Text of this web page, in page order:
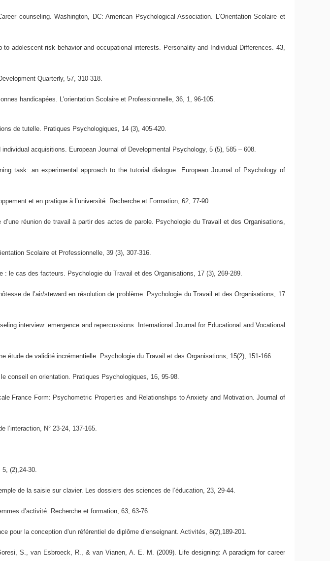
counseling. Washington, DC: American Psychological Association. L’Orientation Scolaire et
adolescent risk behavior and occupational interests. Personality and Individual Differences. 43,
Quarterly, 57, 310-318.
handicapées. L'orientation Scolaire et Professionnelle, 36, 1, 96-105.
de tutelle. Pratiques Psychologiques, 14 (3), 405-420.
acquisitions. European Journal of Developmental Psychology, 5 (5), 585 – 608.
task: an experimental approach to the tutorial dialogue. European Journal of Psychology of
et en pratique à l’université. Recherche et Formation, 62, 77-90.
réunion de travail à partir des actes de parole. Psychologie du Travail et des Organisations,
Scolaire et Professionnelle, 39 (3), 307-316.
le cas des facteurs. Psychologie du Travail et des Organisations, 17 (3), 269-289.
de l’air/steward en résolution de problème. Psychologie du Travail et des Organisations, 17
interview: emergence and repercussions. International Journal for Educational and Vocational
de validité incrémentielle. Psychologie du Travail et des Organisations, 15(2), 151-166.
conseil en orientation. Pratiques Psychologiques, 16, 95-98.
France Form: Psychometric Properties and Relationships to Anxiety and Motivation. Journal of
N° 23-24, 137-165.
(2),24-30.
de la saisie sur clavier. Les dossiers des sciences de l’éducation, 23, 29-44.
d’activité. Recherche et formation, 63, 63-76.
la conception d’un référentiel de diplôme d’enseignant. Activités, 8(2),189-201.
S., van Esbroeck, R., & van Vianen, A. E. M. (2009). Life designing: A paradigm for career